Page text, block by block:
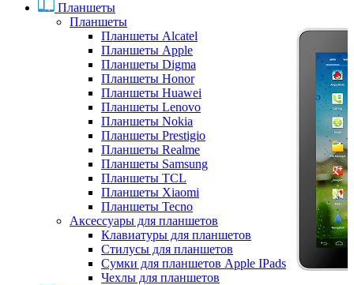
Планшеты
Планшеты
Планшеты Alcatel
Планшеты Apple
Планшеты Digma
Планшеты Honor
Планшеты Huawei
Планшеты Lenovo
Планшеты Nokia
Планшеты Prestigio
Планшеты Realme
Планшеты Samsung
Планшеты TCL
Планшеты Xiaomi
Планшеты Tecno
Аксессуары для планшетов
Клавиатуры для планшетов
Стилусы для планшетов
Сумки для планшетов Apple IPads
Чехлы для планшетов